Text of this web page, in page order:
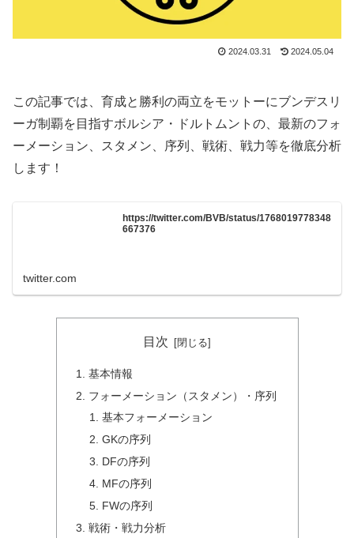
2024.03.31 2024.05.04
この記事では、育成と勝利の両立をモットーにブンデスリ
ーガ制覇を目指すボルシア・ドルトムントの、最新のフォ
ーメーション、スタメン、序列、戦術、戦力等を徹底分析
します！
https://twitter.com/BVB/status/1768019778348
667376
twitter.com
目次
基本情報
フォーメーション（スタメン）・序列
基本フォーメーション
GKの序列
DFの序列
MFの序列
FWの序列
戦術・戦力分析